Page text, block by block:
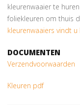
kleurenwaaier te
foliekleuren om thuis
kleurenwaaiers vindt u
DOCUMENTEN
Verzendvoorwaarden
Kleuren pdf